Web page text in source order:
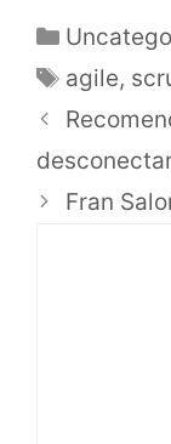
agile,
Fran